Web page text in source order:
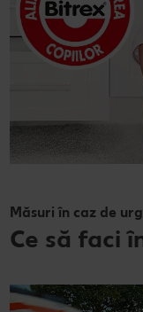
Măsuri în caz de
Ce să faci